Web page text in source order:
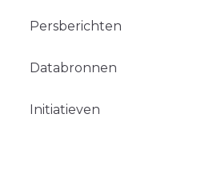
Persberichten
Databronnen
Initiatieven